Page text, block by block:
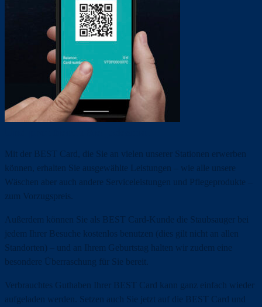
Mit der BEST Card, die Sie an vielen unserer Stationen erwerben
können, erhalten Sie ausgewählte Leistungen – wie alle unsere
Wäschen aber auch andere Serviceleistungen und Pflegeprodukte –
zum Vorzugspreis.
Außerdem können Sie als BEST Card-Kunde die Staubsauger bei
jedem Ihrer Besuche kostenlos benutzen (dies gilt nicht an allen
Standorten) – und an Ihrem Geburtstag halten wir zudem eine
besondere Überraschung für Sie bereit.
Verbrauchtes Guthaben Ihrer BEST Card kann ganz einfach wieder
aufgeladen werden. Setzen auch Sie jetzt auf die BEST Card und